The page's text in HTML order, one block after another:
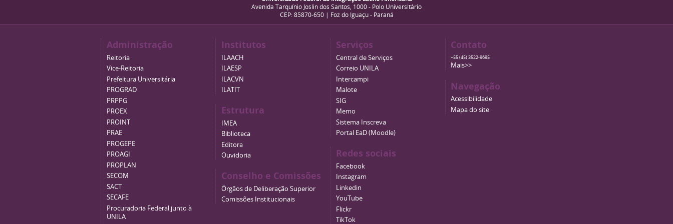
Avenida Tarquínio Joslin dos Santos, 1000 - Polo Universitário
CEP: 85870-650 | Foz do Iguaçu - Paraná
Administração
Reitoria
Vice-Reitoria
Prefeitura Universitária
PROGRAD
PRPPG
PROEX
PROINT
PRAE
PROGEPE
PROAGI
PROPLAN
SECOM
SACT
SECAFE
Procuradoria Federal junto à
UNILA
Institutos
ILAACH
ILAESP
ILACVN
ILATIT
Estrutura
IMEA
Biblioteca
Editora
Ouvidoria
Conselho e Comissões
Órgãos de Deliberação Superior
Comissões Institucionais
Serviços
Central de Serviços
Correio UNILA
Intercampi
Malote
SIG
Memo
Sistema Inscreva
Portal EaD (Moodle)
Redes sociais
Facebook
Instagram
Linkedin
YouTube
Flickr
TikTok
Contato
+55 (45) 3522-9695
Mais>>
Navegação
Acessibilidade
Mapa do site